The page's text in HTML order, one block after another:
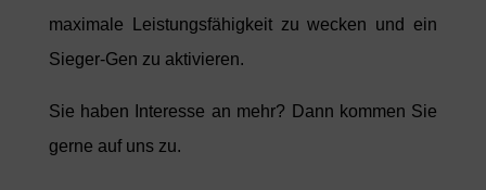
maximale Leistungsfähigkeit zu wecken und ein
Sieger-Gen zu aktivieren.
Sie haben Interesse an mehr? Dann kommen Sie
gerne auf uns zu.